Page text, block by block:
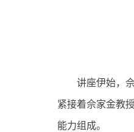
讲座伊始，
紧接着佘家金教
能力组成。